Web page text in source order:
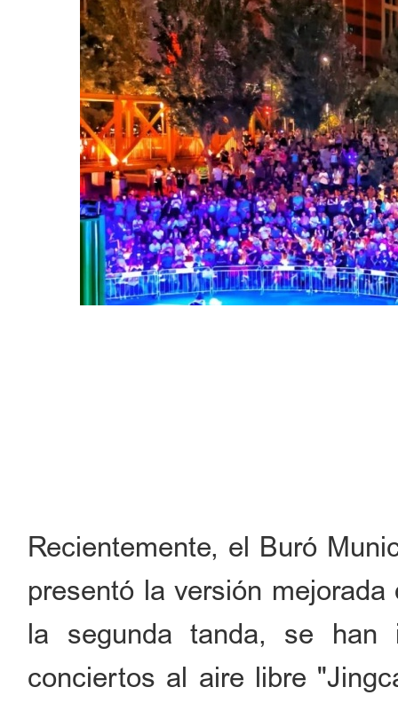
Recientemente, el Buró
presentó la versión
la segunda tanda, se han
conciertos al aire libre